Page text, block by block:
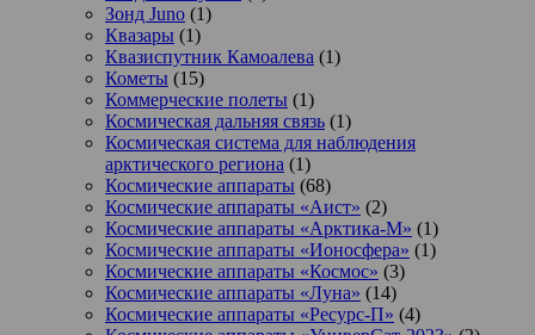
Зонд Juno (1)
Квазары (1)
Квазиспутник Камоалева (1)
Кометы (15)
Коммерческие полеты (1)
Космическая дальняя связь (1)
Космическая система для наблюдения
арктического региона (1)
Космические аппараты (68)
Космические аппараты «Аист» (2)
Космические аппараты «Арктика-М» (1)
Космические аппараты «Ионосфера» (1)
Космические аппараты «Космос» (3)
Космические аппараты «Луна» (14)
Космические аппараты «Ресурс-П» (4)